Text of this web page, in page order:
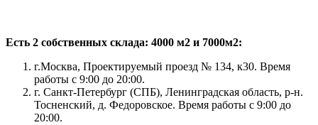
Есть 2 собственных склада: 4000 м2 и 7000м2:
г.Москва, Проектируемый проезд № 134, к30. Время
работы с 9:00 до 20:00.
г. Санкт-Петербург (СПБ), Ленинградская область, р-н.
Тосненский, д. Федоровское. Время работы с 9:00 до
20:00.